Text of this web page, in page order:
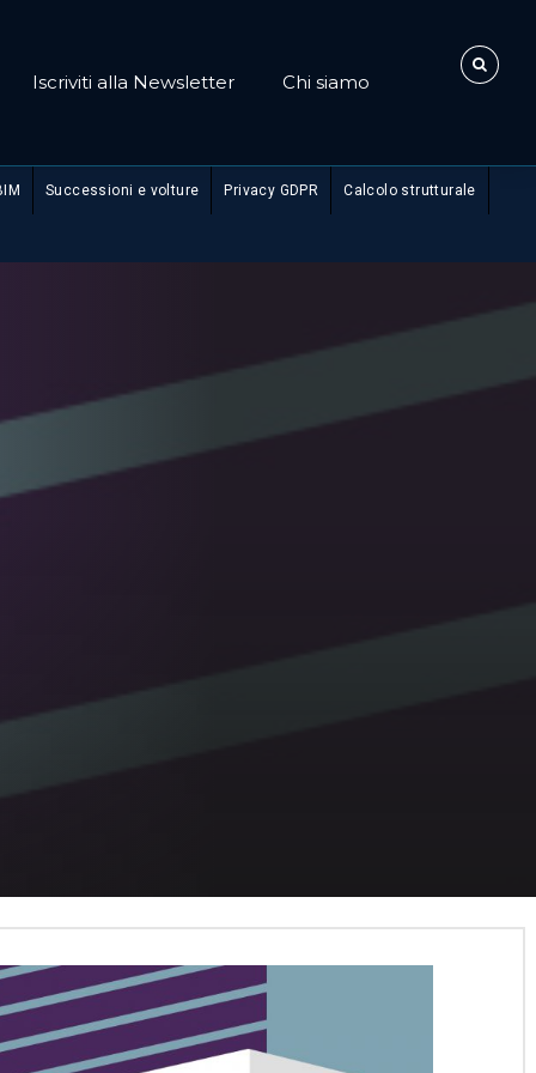
Iscriviti alla Newsletter Chi siamo
Successioni e volture Privacy GDPR Calcolo strutturale